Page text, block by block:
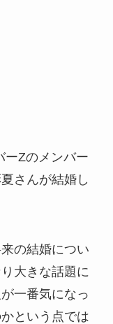
ーZのメンバー
さんが結婚し
の結婚につい
大きな話題に
一番気になっ
という点では